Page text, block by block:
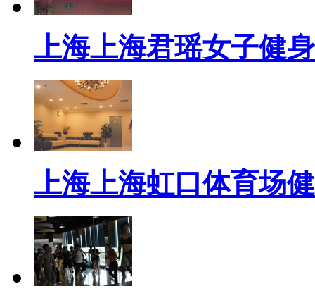
上海上海君瑶女子健
上海上海虹口体育场